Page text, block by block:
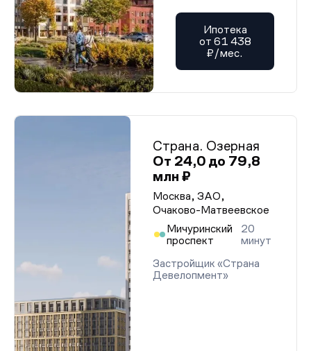
Ипотека
от 61 438
₽/мес.
Страна. Озерная
От 24,0 до 79,8
млн ₽
Москва, ЗАО,
Очаково-Матвеевское
Мичуринский
проспект
20
минут
Застройщик «Страна
Девелопмент»